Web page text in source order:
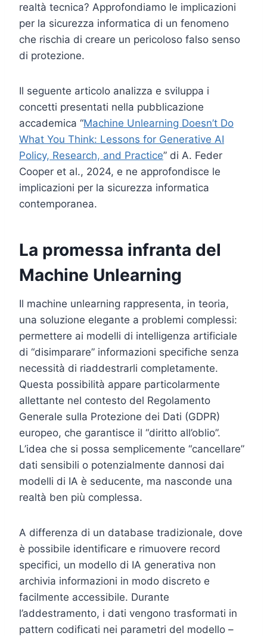
realtà tecnica? Approfondiamo le implicazioni
per la sicurezza informatica di un fenomeno
che rischia di creare un pericoloso falso senso
di protezione.
Il seguente articolo analizza e sviluppa i
concetti presentati nella pubblicazione
accademica “Machine Unlearning Doesn’t Do
What You Think: Lessons for Generative AI
Policy, Research, and Practice” di A. Feder
Cooper et al., 2024, e ne approfondisce le
implicazioni per la sicurezza informatica
contemporanea.
La promessa infranta del
Machine Unlearning
Il machine unlearning rappresenta, in teoria,
una soluzione elegante a problemi complessi:
permettere ai modelli di intelligenza artificiale
di “disimparare” informazioni specifiche senza
necessità di riaddestrarli completamente.
Questa possibilità appare particolarmente
allettante nel contesto del Regolamento
Generale sulla Protezione dei Dati (GDPR)
europeo, che garantisce il “diritto all’oblio”.
L’idea che si possa semplicemente “cancellare”
dati sensibili o potenzialmente dannosi dai
modelli di IA è seducente, ma nasconde una
realtà ben più complessa.
A differenza di un database tradizionale, dove
è possibile identificare e rimuovere record
specifici, un modello di IA generativa non
archivia informazioni in modo discreto e
facilmente accessibile. Durante
l’addestramento, i dati vengono trasformati in
pattern codificati nei parametri del modello –